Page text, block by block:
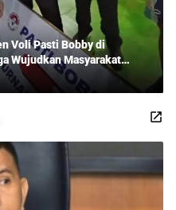
Voli Pasti Bobby di
Wujudkan Masyarakat
Ribuan Penonton!